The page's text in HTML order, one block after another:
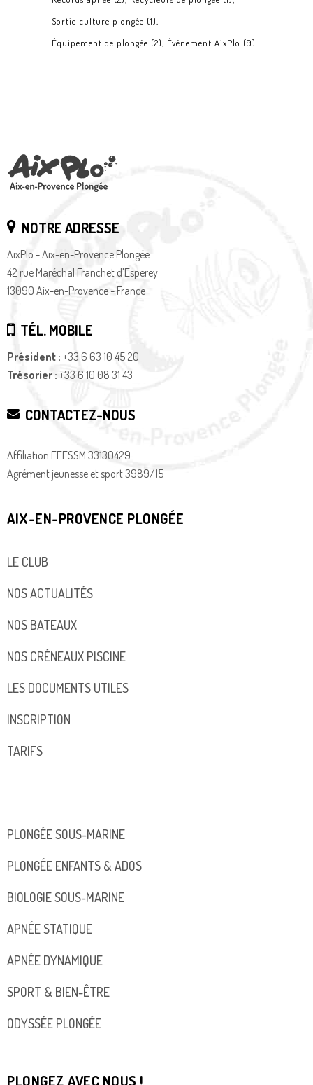
Sortie culture plongée (1)
Équipement de plongée (2) Événement AixPlo (9)
NOTRE ADRESSE
AixPlo - Aix-en-Provence Plongée
42 rue Maréchal Franchet d'Esperey
13090 Aix-en-Provence - France
TÉL. MOBILE
Président : +33 6 63 10 45 20
Trésorier : +33 6 10 08 31 43
CONTACTEZ-NOUS
Affiliation FFESSM 33130429
Agrément jeunesse et sport 3989/15
AIX-EN-PROVENCE PLONGÉE
LE CLUB
NOS ACTUALITÉS
NOS BATEAUX
NOS CRÉNEAUX PISCINE
LES DOCUMENTS UTILES
INSCRIPTION
TARIFS
PLONGÉE SOUS-MARINE
PLONGÉE ENFANTS & ADOS
BIOLOGIE SOUS-MARINE
APNÉE STATIQUE
APNÉE DYNAMIQUE
SPORT & BIEN-ÊTRE
ODYSSÉE PLONGÉE
PLONGEZ AVEC NOUS !